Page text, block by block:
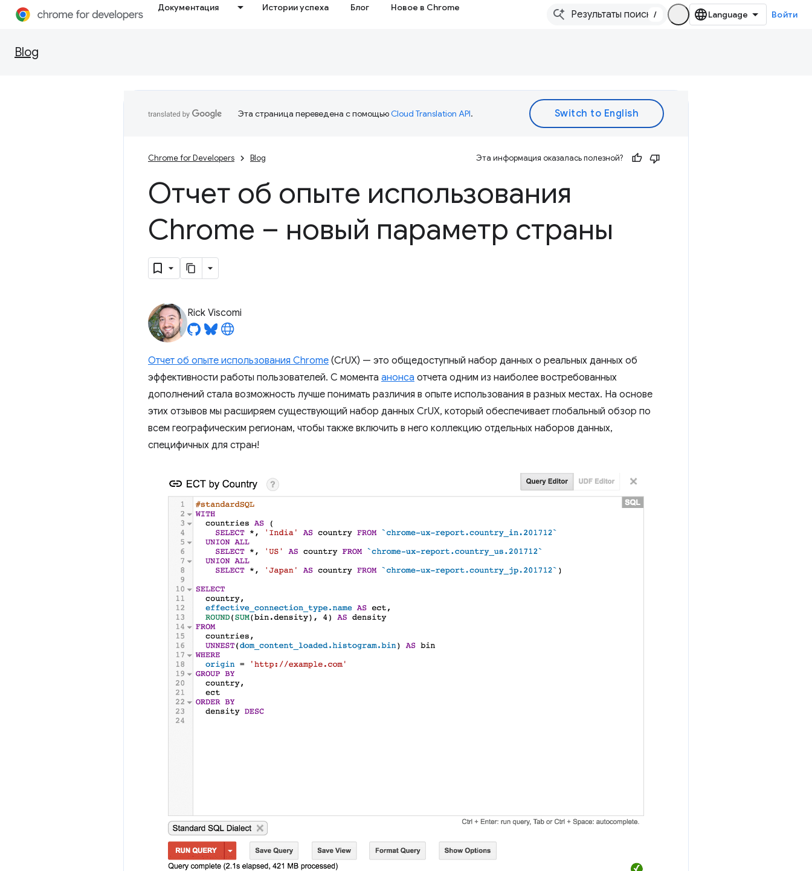
Документация Истории успеха Блог Новое в Chrome
/ Войти
Blog
Эта страница переведена с помощьюCloud Translation API.
Chrome for Developers Blog Эта информация оказалась полезной?
Отчет об опыте использования
Chrome – новый параметр страны
Rick Viscomi
Отчет об опыте использования Chrome (CrUX) — это общедоступный набор данных о реальных данных об
эффективности работы пользователей. С момента анонса отчета одним из наиболее востребованных
дополнений стала возможность лучше понимать различия в опыте использования в разных местах. На основе
этих отзывов мы расширяем существующий набор данных CrUX, который обеспечивает глобальный обзор по
всем географическим регионам, чтобы также включить в него коллекцию отдельных наборов данных,
специфичных для стран!